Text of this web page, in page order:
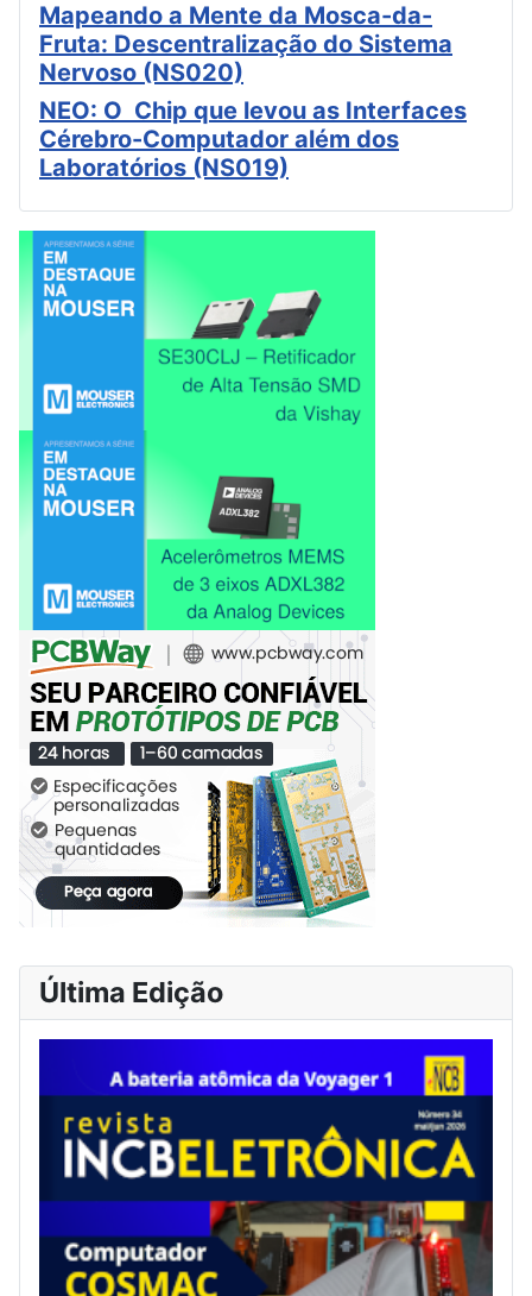
Mapeando a Mente da Mosca-da-
Fruta: Descentralização do Sistema
Nervoso (NS020)
NEO: O Chip que levou as Interfaces
Cérebro-Computador além dos
Laboratórios (NS019)
Última Edição